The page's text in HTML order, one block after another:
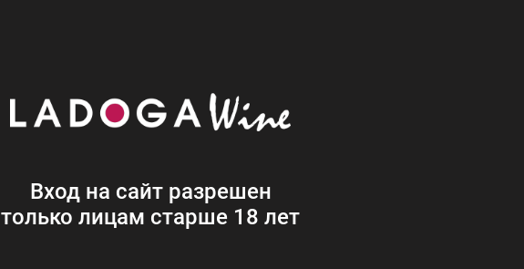
Вход на сайт разрешен
только лицам старше 18 лет